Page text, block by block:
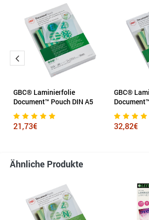
GBC® Laminierfolie
Document™ Pouch DIN A5
21,73€
GBC®
32,82€
Ähnliche Produkte